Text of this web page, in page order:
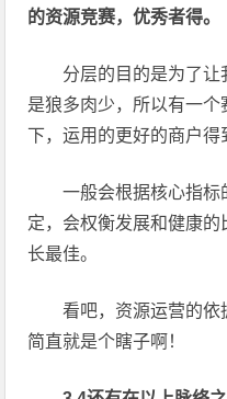
的资源竞赛，优秀者得。
分层的目的是为了
是狼多肉少，所以有一个
下，运用的更好的商户
一般会根据核心指标
定，会权衡发展和健康
长最佳。
看吧，资源运营的
简直就是个瞎子啊！